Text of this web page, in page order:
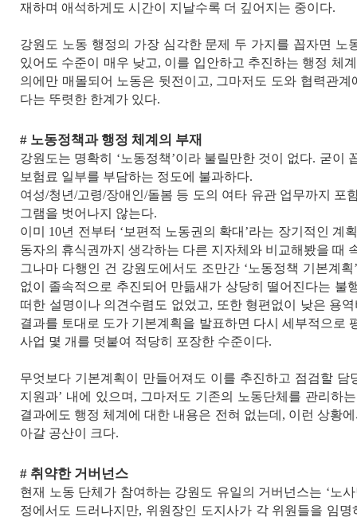
재하며 애석하게도 시간이 지날수록 더 깊어지는 중이다.
강원도 노동 행정의 가장 심각한 문제 두 가지를 꼽자면 노
있어도 수준이 매우 낮고, 이를 입안하고 추진하는 행정 체
의에만 매몰되어 노동은 뒷전이고, 그마저도 도와 협력관
다는 뚜렷한 한계가 있다.
# 노동정책과 행정 체계의 부재
강원도는 명확히 ‘ 노동정책’이라 불릴만한 것이 없다. 굳이
보험료 일부를 부담하는 정도에 불과하다.
여성/청년/고령/장애인/돌봄 등 도의 여타 유관 업무까지 포
그램을 벗어나지 않는다.
이미 10년 전부터 ‘ 보편적 노동권의 확대 ’라는 장기적인 계
동자의 휴식권까지 생각하는 다른 지자체와 비교해봤을 때
그나마 다행인 건 강원도에서도 조만간 ‘ 노동정책 기본계획
없이 졸속적으로 추진되어 만듦새가 상당히 떨어진다는 불
떠한 설명이나 의견수렴도 없었고, 또한 형편없이 낮은 용
결과를 토대로 도가 기본계획을 발표하면 다시 세부적으로
사업 몇 개를 덧붙여 적당히 포장한 수준이다.
무엇보다 기본계획이 만들어져도 이를 추진하고 점검할
지원과’ 내에 있으며 , 그마저도 기존의 노동단체를 관리하
결과에도 행정 체계에 대한 내용은 전혀 없는데 , 이런 상황
아갈 공산이 크다.
# 취약한 거버넌스
현재 노동 단체가 참여하는 강원도 유일의 거버넌스는 ‘ 노
정에서도 드러나지만, 위원장인 도지사가 각 위원들을 임